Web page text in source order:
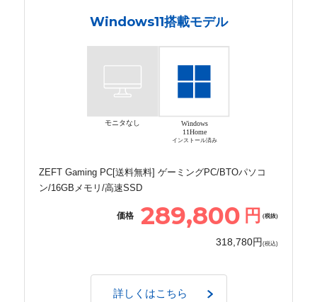
Windows11搭載モデル
モニタなし
Windows
11Home
インストール済み
ZEFT Gaming PC[送料無料] ゲーミングPC/BTOパソコ
ン/16GBメモリ/高速SSD
価格 289,800 円 (税抜)
318,780円 (税込)
詳しくはこちら